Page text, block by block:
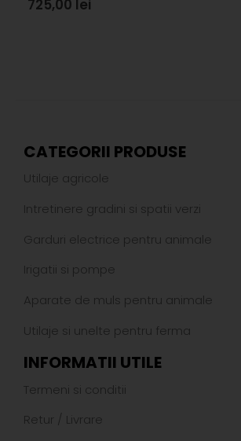
725,00 lei
CATEGORII PRODUSE
Utilaje agricole
Intretinere gradini si spatii verzi
Garduri electrice pentru animale
Irigatii si pompe
Aparate de muls pentru animale
Utilaje si unelte pentru ferma
INFORMATII UTILE
Termeni si conditii
Retur / Livrare